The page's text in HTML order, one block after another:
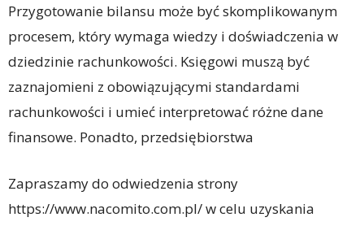
Przygotowanie bilansu może być skomplikowanym
procesem, który wymaga wiedzy i doświadczenia w
dziedzinie rachunkowości. Księgowi muszą być
zaznajomieni z obowiązującymi standardami
rachunkowości i umieć interpretować różne dane
finansowe. Ponadto, przedsiębiorstwa
Zapraszamy do odwiedzenia strony
https://www.nacomito.com.pl/ w celu uzyskania